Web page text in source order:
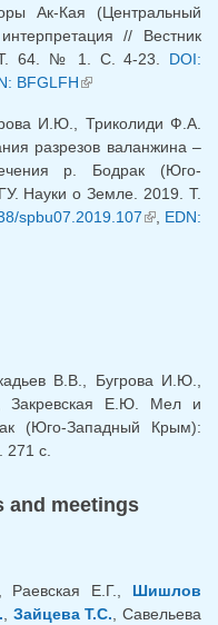
Ак-Кая (Центральный
// Вестник
Т. 64. № 1. С. 4-23. DOI:
external)
BFGLFH(link is external)
И.Ю., Триколиди Ф.А.
разрезов валанжина –
р. Бодрак (Юго-
Науки о Земле. 2019. Т.
spbu07.2019.107(link is
EDN:
В.В., Бугрова И.Ю.,
Закревская Е.Ю. Мел и
(Юго-Западный Крым):
271 с.
and meetings
, Раевская Е.Г., Шишлов
, Зайцева Т.С., Савельева